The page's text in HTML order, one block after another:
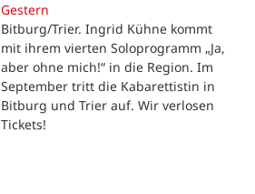
Gestern
Bitburg/Trier. Ingrid Kühne kommt
mit ihrem vierten Soloprogramm „Ja,
aber ohne mich!“ in die Region. Im
September tritt die Kabarettistin in
Bitburg und Trier auf. Wir verlosen
Tickets!